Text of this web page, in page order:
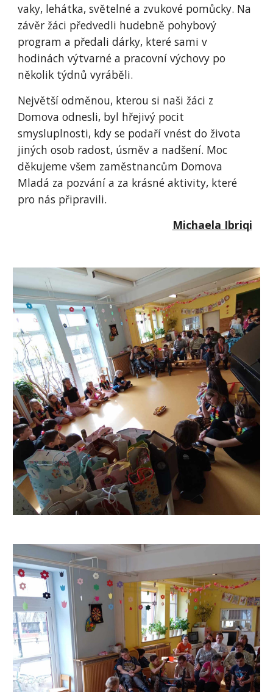
vaky, lehátka, světelné a zvukové pomůcky. Na
závěr žáci předvedli hudebně pohybový
program a předali dárky, které sami v
hodinách výtvarné a pracovní výchovy po
několik týdnů vyráběli.
Největší odměnou, kterou si naši žáci z
Domova odnesli, byl hřejivý pocit
smysluplnosti, kdy se podaří vnést do života
jiných osob radost, úsměv a nadšení. Moc
děkujeme všem zaměstnancům Domova
Mladá za pozvání a za krásné aktivity, které
pro nás připravili.
Michaela Ibriqi